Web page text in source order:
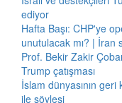
ediyor
Hafta Başı: CHP'ye
unutulacak mı? | İran
Prof. Bekir Zakir
Trump çatışması
İslam dünyasının
ile söyleşi